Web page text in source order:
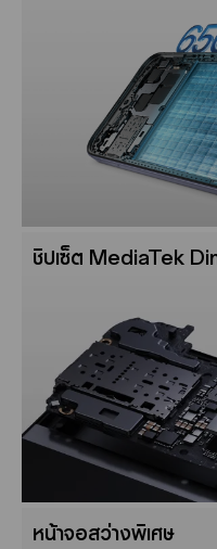
ชิปเซ็ต MediaTek
หน้าจอสว่างพิเศษ